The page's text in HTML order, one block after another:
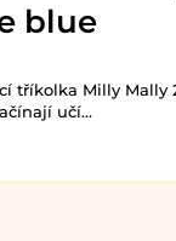
blue
tříkolka Milly Mally
učí...